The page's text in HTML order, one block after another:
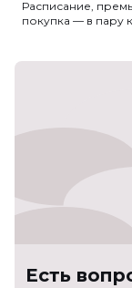
Расписание,
покупка — в пару
Есть